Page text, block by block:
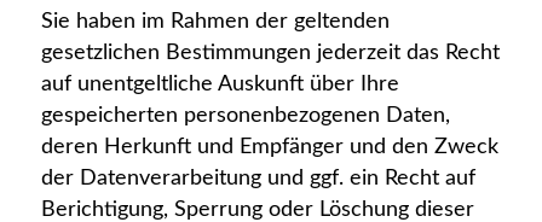
Sie haben im Rahmen der geltenden
gesetzlichen Bestimmungen jederzeit das Recht
auf unentgeltliche Auskunft über Ihre
gespeicherten personenbezogenen Daten,
deren Herkunft und Empfänger und den Zweck
der Datenverarbeitung und ggf. ein Recht auf
Berichtigung, Sperrung oder Löschung dieser